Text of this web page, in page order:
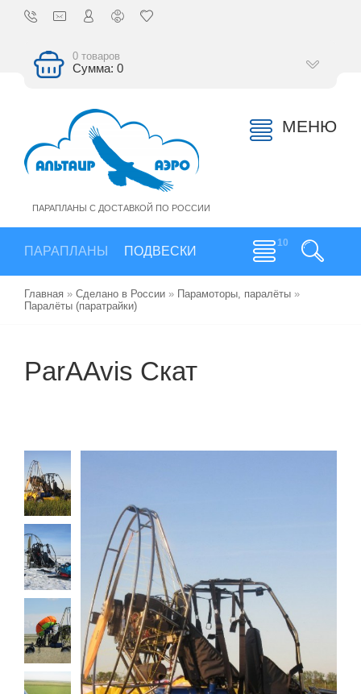
0 товаров
Сумма: 0
ПАРАПЛАНЫ С ДОСТАВКОЙ ПО РОССИИ
МЕНЮ
ПАРАПЛАНЫ ПОДВЕСКИ
Главная » Сделано в России » Парамоторы, паралёты »
Паралёты (паратрайки)
ParAAvis Скат